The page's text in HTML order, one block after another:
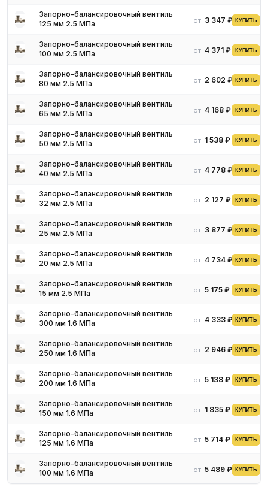
Запорно-балансировочный вентиль
125 мм 2.5 МПа
от 3 347 ₽ КУПИТЬ
Запорно-балансировочный вентиль
100 мм 2.5 МПа
от 4 371 ₽ КУПИТЬ
Запорно-балансировочный вентиль
80 мм 2.5 МПа
от 2 602 ₽ КУПИТЬ
Запорно-балансировочный вентиль
65 мм 2.5 МПа
от 4 168 ₽ КУПИТЬ
Запорно-балансировочный вентиль
50 мм 2.5 МПа
от 1 538 ₽ КУПИТЬ
Запорно-балансировочный вентиль
40 мм 2.5 МПа
от 4 778 ₽ КУПИТЬ
Запорно-балансировочный вентиль
32 мм 2.5 МПа
от 2 127 ₽ КУПИТЬ
Запорно-балансировочный вентиль
25 мм 2.5 МПа
от 3 877 ₽ КУПИТЬ
Запорно-балансировочный вентиль
20 мм 2.5 МПа
от 4 734 ₽ КУПИТЬ
Запорно-балансировочный вентиль
15 мм 2.5 МПа
от 5 175 ₽ КУПИТЬ
Запорно-балансировочный вентиль
300 мм 1.6 МПа
от 4 333 ₽ КУПИТЬ
Запорно-балансировочный вентиль
250 мм 1.6 МПа
от 2 946 ₽ КУПИТЬ
Запорно-балансировочный вентиль
200 мм 1.6 МПа
от 5 138 ₽ КУПИТЬ
Запорно-балансировочный вентиль
150 мм 1.6 МПа
от 1 835 ₽ КУПИТЬ
Запорно-балансировочный вентиль
125 мм 1.6 МПа
от 5 714 ₽ КУПИТЬ
Запорно-балансировочный вентиль
100 мм 1.6 МПа
от 5 489 ₽ КУПИТЬ